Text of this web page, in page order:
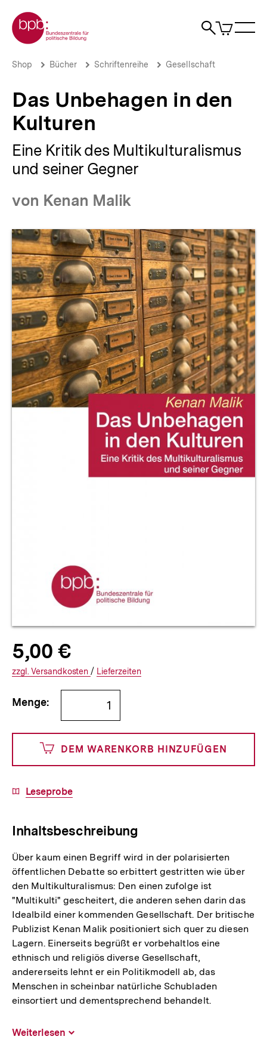
zum
Seiteninhalt
springen
Zur Startseite der bpb
Suche
Artikel
im
Das
den
Kulturen
bpb.de
Brotkrümelnavigation
Pfadnavigation
Shop Bücher Schriftenreihe Gesellschaft
Das Unbehagen in den
Kulturen
Eine Kritik des Multikulturalismus
und seiner Gegner
von Kenan Malik
Produktvorschau
Allgemeine
Informationen
Produktpreis:
5,00 €5
€
und
500
Cents
zuzüglich
Versandkosten
Interner
Informationen
den
zzgl. zuzüglichen
Versandkosten / Interner
Informationen
Lieferzeiten
Bestellmenge
angeben
Menge:
DEM WARENKORB HINZUFÜGEN
Download-
Leseprobe
Inhaltsbeschreibung
Über kaum einen Begriff wird in der polarisierten
öffentlichen Debatte so erbittert gestritten wie über
den Multikulturalismus: Den einen zufolge ist
"Multikulti" gescheitert, die anderen sehen darin das
Idealbild einer kommenden Gesellschaft. Der britische
Publizist Kenan Malik positioniert sich quer zu diesen
Lagern. Einerseits begrüßt er vorbehaltlos eine
ethnisch und religiös diverse Gesellschaft,
andererseits lehnt er ein Politikmodell ab, das
Menschen in scheinbar natürliche Schubladen
einsortiert und dementsprechend behandelt.
Weiterlesen